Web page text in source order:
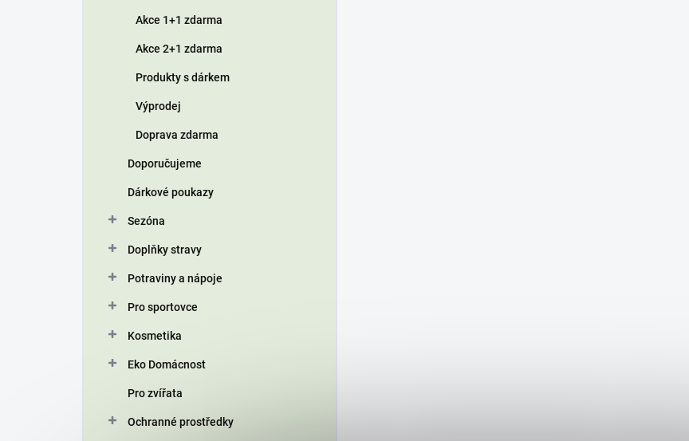
Akce 1+1 zdarma
Akce 2+1 zdarma
Produkty s dárkem
Výprodej
Doprava zdarma
Doporučujeme
Dárkové poukazy
Sezóna
Doplňky stravy
Potraviny a nápoje
Pro sportovce
Kosmetika
Eko Domácnost
Pro zvířata
Ochranné prostředky